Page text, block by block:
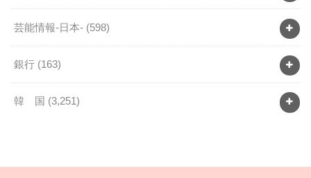
芸能情報-日本- (598)
銀行 (163)
韓 国 (3,251)